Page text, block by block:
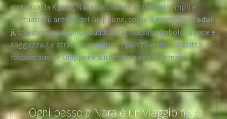
distanza da Kyoto, Nara custodisce alcuni dei templi e
santuari più antichi del Giappone, come il maestoso Todai-
ji, che ospita il Grande Buddha (Daibutsu), simbolo di pace e
saggezza. Le strade tranquille e i parchi verdi della città
raccontano un Giappone autentico e senza tempo.
Ogni passo a Nara è un viaggio nella